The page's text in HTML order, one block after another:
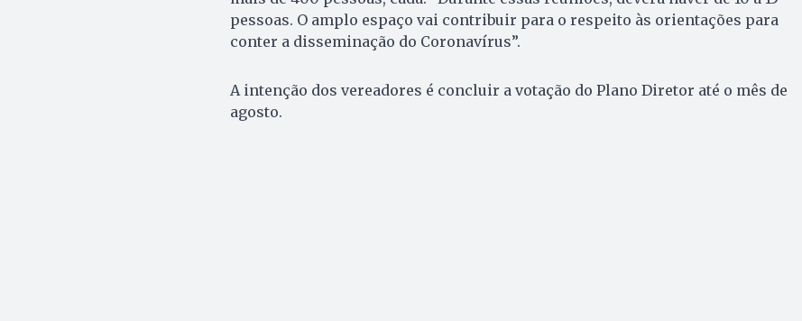
pessoas. O amplo espaço vai contribuir para o respeito às orientações para
conter a disseminação do Coronavírus”.
A intenção dos vereadores é concluir a votação do Plano Diretor até o mês de
agosto.